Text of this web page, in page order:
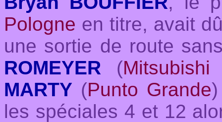
Pologne en titre, avait
une sortie de route
ROMEYER (
MARTY (Punto Grande
les spéciales 4 et 12